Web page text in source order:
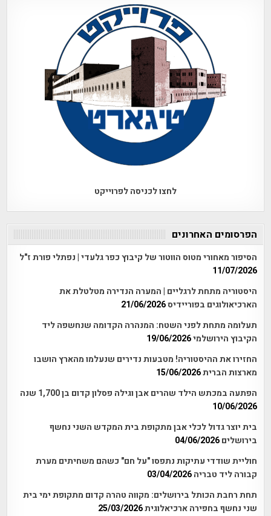
לחצו לכניסה לפרוייקט
הפרסומים האחרונים
הסיפור מאחורי מטוס הווטור של קיבוץ כפר גלעדי | נפתלי פורת ז"ל
11/07/2026
היסטוריה מתחת לרגליים | המערה הנדירה מטלטלת את
הארכיאולוגים בפוריידיס21/06/2026
תעלומה מתחת לפני השטח: המנהרה הקדומה שנחשפה ליד
הקיבוץ הירושלמי19/06/2026
החזירו את ההיסטוריה! מטבעות נדירים שנעלמו מהארץ הושבו
מארצות הברית15/06/2026
הפתעה במכתש הילד שהרים אבן וגילה פסלון קדום בן 1,700 שנה
10/06/2026
בית יוצר גדול לכלי אבן מתקופת בית המקדש השני נחשף
בירושלים 04/06/2026
חוליית שודדי עתיקות נתפסו "על חם" כשהם משחיתים מערת
קבורה ליד טבריה 03/04/2026
תחת רחבת הכותל בירושלים: מקווה טהרה קדום מתקופת ימי בית
שני נחשף בחפירה ארכיאלוגית25/03/2026